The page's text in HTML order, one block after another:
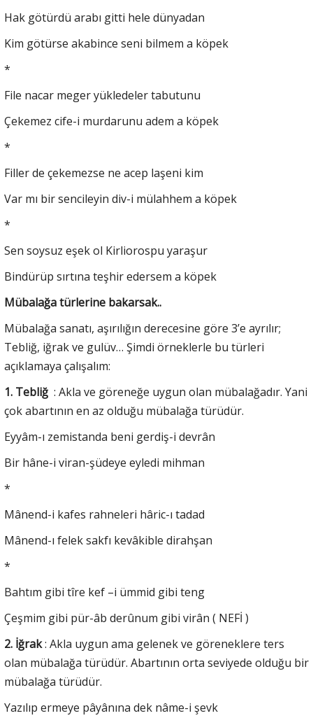
Hak götürdü arabı gitti hele dünyadan
Kim götürse akabince seni bilmem a köpek
*
File nacar meger yükledeler tabutunu
Çekemez cife-i murdarunu adem a köpek
*
Filler de çekemezse ne acep laşeni kim
Var mı bir sencileyin div-i mülahhem a köpek
*
Sen soysuz eşek ol Kirliorospu yaraşur
Bindürüp sırtına teşhir edersem a köpek
Mübalağa türlerine bakarsak..
Mübalağa sanatı, aşırılığın derecesine göre 3’e ayrılır;
Tebliğ, iğrak ve gulüv… Şimdi örneklerle bu türleri
açıklamaya çalışalım:
1. Tebliğ : Akla ve göreneğe uygun olan mübalağadır. Yani
çok abartının en az olduğu mübalağa türüdür.
Eyyâm-ı zemistanda beni gerdiş-i devrân
Bir hâne-i viran-şüdeye eyledi mihman
*
Mânend-i kafes rahneleri hâric-ı tadad
Mânend-ı felek sakfı kevâkible dirahşan
*
Bahtım gibi tîre kef –i ümmid gibi teng
Çeşmim gibi pür-âb derûnum gibi virân ( NEFİ )
2. İğrak: Akla uygun ama gelenek ve göreneklere ters
olan mübalağa türüdür. Abartının orta seviyede olduğu bir
mübalağa türüdür.
Yazılıp ermeye pâyânına dek nâme-i şevk